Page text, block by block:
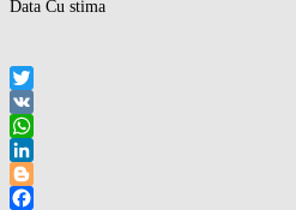
Data Cu stima
Twitter
VK
WhatsApp
LinkedIn
Blogger